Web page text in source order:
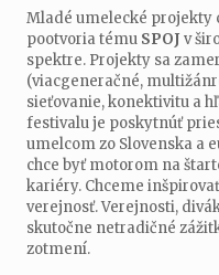
Mladé umelecké projekty
pootvoria tému SPOJ v
spektre. Projekty sa
(viacgeneračné,
sieťovanie, konektivitu a
festivalu je poskytnúť
umelcom zo Slovenska a
chce byť motorom na
kariéry. Chceme
verejnosť. Verejnosti,
skutočne netradičné
zotmení.